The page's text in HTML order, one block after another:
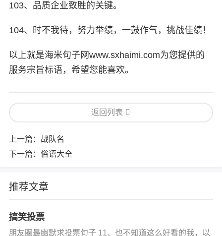
103、品质企业致胜的关键。
104、时不我待，努力举绩，一鼓作气，挑战佳绩！
以上就是海米句子网www.sxhaimi.com为您提供的
服务宗旨标语，希望您能喜欢。
返回列表
上一篇： 战队名
下一篇： 俗语大全
推荐文章
搞笑投票
朋友圈最幽默求投票句子 11、也不知道这么好看的我，以